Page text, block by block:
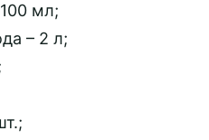
мл;
– 2 л;